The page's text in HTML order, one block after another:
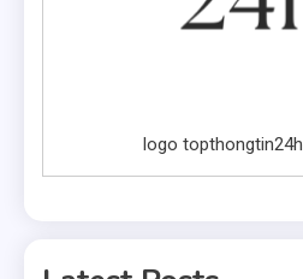
logo topthongtin24h